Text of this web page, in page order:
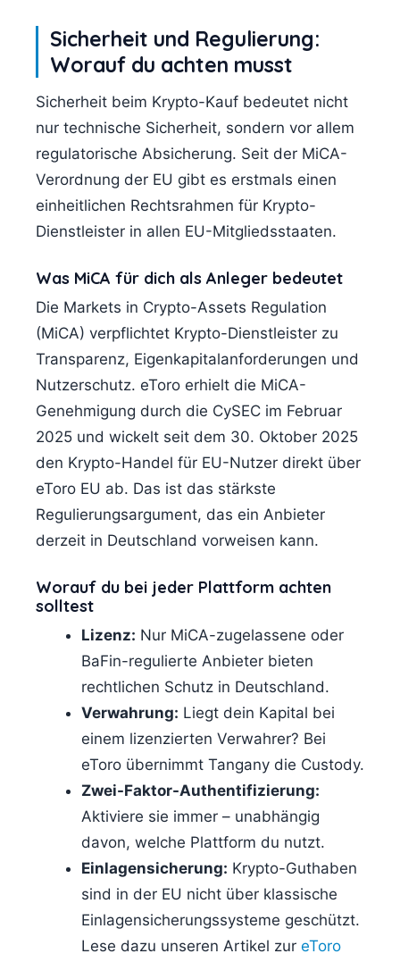
Sicherheit und Regulierung:
Worauf du achten musst
Sicherheit beim Krypto-Kauf bedeutet nicht
nur technische Sicherheit, sondern vor allem
regulatorische Absicherung. Seit der MiCA-
Verordnung der EU gibt es erstmals einen
einheitlichen Rechtsrahmen für Krypto-
Dienstleister in allen EU-Mitgliedsstaaten.
Was MiCA für dich als Anleger bedeutet
Die Markets in Crypto-Assets Regulation
(MiCA) verpflichtet Krypto-Dienstleister zu
Transparenz, Eigenkapitalanforderungen und
Nutzerschutz. eToro erhielt die MiCA-
Genehmigung durch die CySEC im Februar
2025 und wickelt seit dem 30. Oktober 2025
den Krypto-Handel für EU-Nutzer direkt über
eToro EU ab. Das ist das stärkste
Regulierungsargument, das ein Anbieter
derzeit in Deutschland vorweisen kann.
Worauf du bei jeder Plattform achten
solltest
Lizenz: Nur MiCA-zugelassene oder
BaFin-regulierte Anbieter bieten
rechtlichen Schutz in Deutschland.
Verwahrung: Liegt dein Kapital bei
einem lizenzierten Verwahrer? Bei
eToro übernimmt Tangany die Custody.
Zwei-Faktor-Authentifizierung:
Aktiviere sie immer – unabhängig
davon, welche Plattform du nutzt.
Einlagensicherung: Krypto-Guthaben
sind in der EU nicht über klassische
Einlagensicherungssysteme geschützt.
Lese dazu unseren Artikel zur eToro